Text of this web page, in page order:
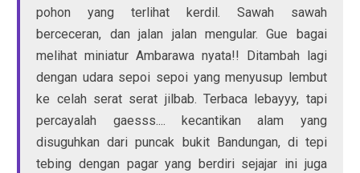
pohon yang terlihat kerdil. Sawah sawah
berceceran, dan jalan jalan mengular. Gue bagai
melihat miniatur Ambarawa nyata!! Ditambah lagi
dengan udara sepoi sepoi yang menyusup lembut
ke celah serat serat jilbab. Terbaca lebayyy, tapi
percayalah gaesss.... kecantikan alam yang
disuguhkan dari puncak bukit Bandungan, di tepi
tebing dengan pagar yang berdiri sejajar ini juga